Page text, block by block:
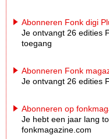
Abonneren Fonk digi
Je ontvangt 26 edities
toegang
Abonneren Fonk
Je ontvangt 26 edities
Abonneren op
Je hebt een jaar lang
fonkmagazine.com